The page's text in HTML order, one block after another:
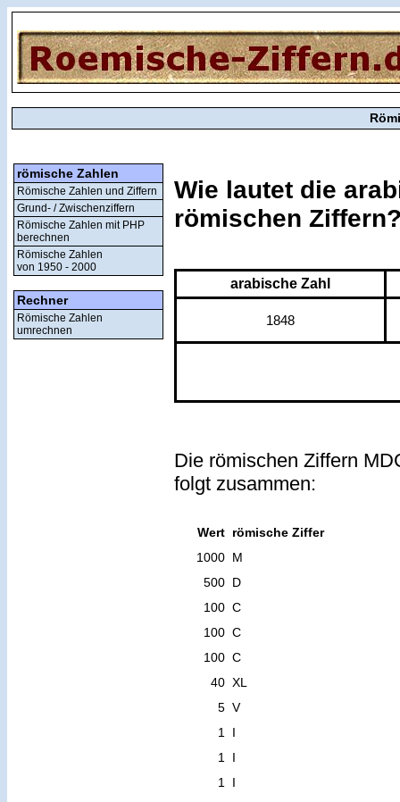
römische Zahlen
Römische Zahlen und Ziffern
Grund- / Zwischenziffern
Römische Zahlen mit PHP
berechnen
Römische Zahlen
von 1950 - 2000
Rechner
Römische Zahlen
umrechnen
Wie lautet die
römischen
arabische Zahl
1848
Die römischen Ziffern
folgt zusammen:
Wert römische Ziffer
1000 M
500 D
100 C
100 C
100 C
40 XL
5 V
1
I
1
I
1
I